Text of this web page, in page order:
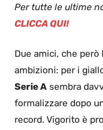
Per tutte le ultime
CLICCA QUI!
Due amici, che
ambizioni: per i
Serie A sembra
formalizzare dopo
record. Vigorito è